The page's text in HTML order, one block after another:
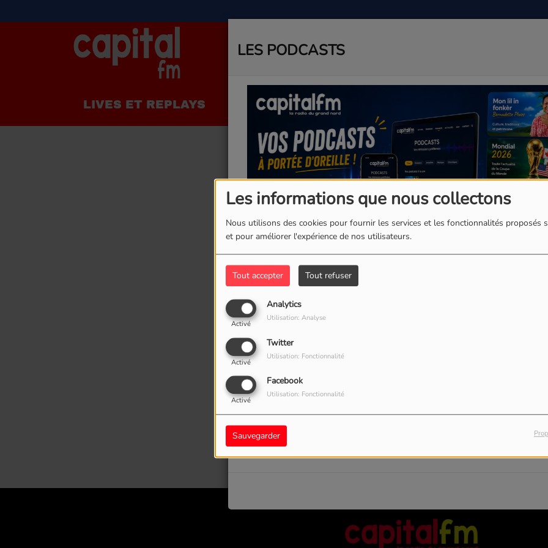
Les informations que nous collectons
Nous utilisons des cookies pour fournir les services et les fonctionnalités proposés
et pour améliorer l'expérience de nos utilisateurs.
Tout accepter Tout refuser
Analytics
Activé
Utilisation: Analyse
Twitter
Activé
Utilisation: Fonctionnalité
Facebook
Activé
Utilisation: Fonctionnalité
Sauvegarder
LIVES ET REPLAYS LA RADIO AGENDA
Oups, vous avez rencontré une
Il semble que la page que vous recherchez n’existe plus.
LES PODCASTS